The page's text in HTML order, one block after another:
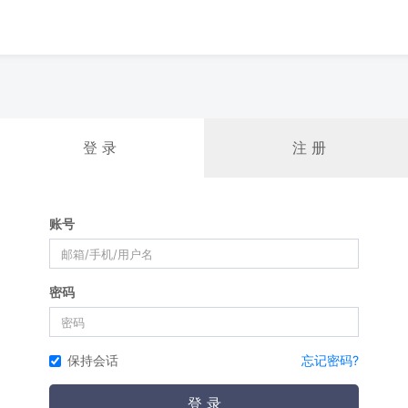
登 录 注 册
账号
密码
保持会话 忘记密码?
登 录